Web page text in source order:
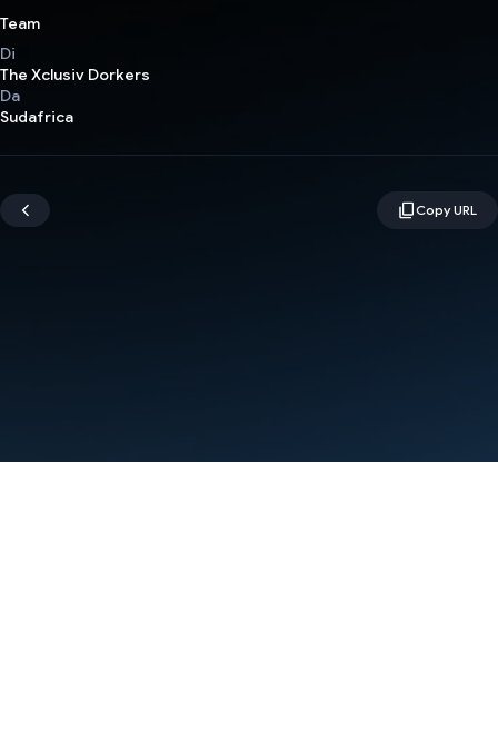
Team
Di
The Xclusiv Dorkers
Da
Sudafrica